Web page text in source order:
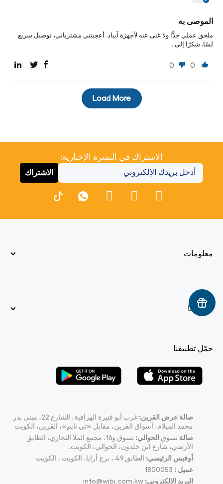
الموصى به
ملحق عملي جدًّا ولا غنى عنه لأجهزة آيباد. أعجبتني مشترياتي، توصيل سريع
لسًا. شكرًا إلى .
0
0
Load More
الاشتراك في النشرة الإخبارية:
الاشتراك
معلومات
سياستنا
حمّل تطبيقنا
صالة عرض القرين:
غرب أبو فتيرة الهرافية، الشارع 22، مبنى بدر
محمد الميلام، أسواق القرين، مقابل «تي تايم»، القرين، الكويت
صالة تسوق الحوالي:
تسوق و16، مجمع الملا التجاري، الطابق
الأرضي، شارع ابن خلدون، الحوالي، الكويت.
أوفيس الرئيسي: الطابق 49 ، برج أرايا، الكويت ، الكويت
عميل : 1800053
البريد الإلكتروني: info@wibi.com.kw